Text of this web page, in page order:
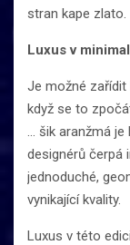
stran kape zlato.
Luxus v
Je možné zařídit
když se to
… šik aranžmá
designérů čerpá
jednoduché,
vynikající kvality.
Luxus v této